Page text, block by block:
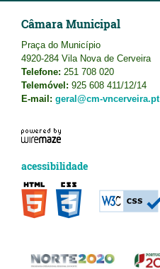
Câmara Municipal
Praça do Município
4920-284 Vila Nova de Cerveira
Telefone: 251 708 020
Telemóvel: 925 608 411/12/14
E-mail: geral@cm-vncerveira.pt
acessibilidade